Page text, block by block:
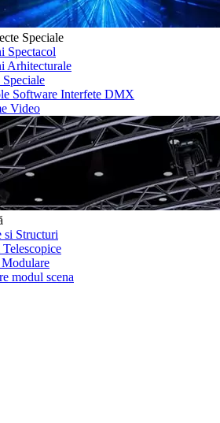
Speciale
Spectacol
Arhitecturale
Software Interfete DMX
Video
si Structuri
Modulare
modul scena